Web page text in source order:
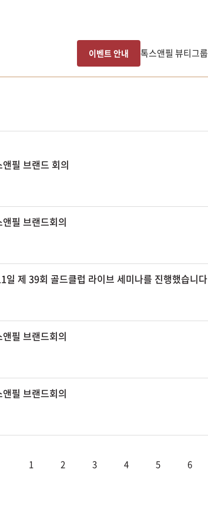
이벤트 안내 톡스앤필 뷰티그룹
필 브랜드 회의
필 브랜드회의
일 제 39회 골드클럽 라이브 세미나를 진행했습니다
필 브랜드회의
필 브랜드회의
1 2 3 4 5 6